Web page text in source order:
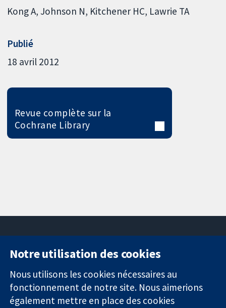
Kong A Johnson N Kitchener HC Lawrie TA
Publié
18 avril 2012
Revue complète sur la
Cochrane Library
Des données
probantes.
Des décisions
11-13 Cavendish
Square
Londres
W1G0AN
Royaume-Uni
nous
Actualités
Service de
presse
Notre utilisation des cookies
Nous utilisons les cookies nécessaires au
fonctionnement de notre site. Nous aimerions
également mettre en place des cookies